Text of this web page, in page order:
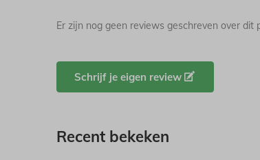
Er zijn nog geen reviews geschreven over dit
Schrijf je eigen review
Recent bekeken